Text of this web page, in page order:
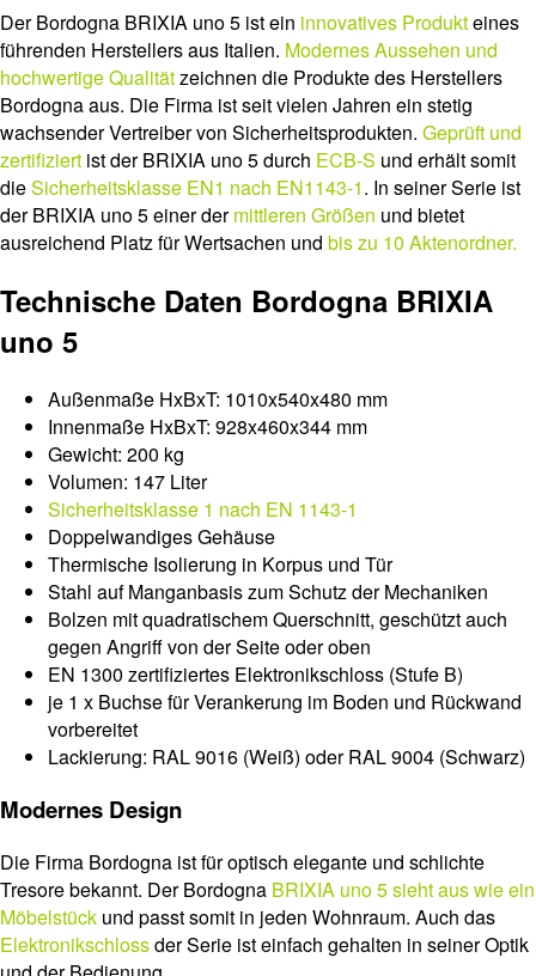
Der Bordogna BRIXIA uno 5 ist ein innovatives Produkteines
führenden Herstellers aus Italien. Modernes Aussehen und
hochwertige Qualitätzeichnen die Produkte des Herstellers
Bordogna aus. Die Firma ist seit vielen Jahren ein stetig
wachsender Vertreiber von Sicherheitsprodukten. Geprüft und
zertifiziert ist der BRIXIA uno 5 durch ECB-S und erhält somit
dieSicherheitsklasse EN1 nach EN1143-1. In seiner Serie ist
der BRIXIA uno 5 einer dermittleren Größen und bietet
ausreichend Platz für Wertsachen und bis zu 10 Aktenordner.
Technische Daten Bordogna BRIXIA
uno 5
Außenmaße HxBxT: 1010x540x480 mm
Innenmaße HxBxT: 928x460x344 mm
Gewicht: 200 kg
Volumen: 147 Liter
Sicherheitsklasse 1 nach EN 1143-1
Doppelwandiges Gehäuse
Thermische Isolierung in Korpus und Tür
Stahl auf Manganbasis zum Schutz der Mechaniken
Bolzen mit quadratischem Querschnitt, geschützt auch
gegen Angriff von der Seite oder oben
EN 1300 zertifiziertes Elektronikschloss (Stufe B)
je 1 x Buchse für Verankerung im Boden und Rückwand
vorbereitet
Lackierung: RAL 9016 (Weiß) oder RAL 9004 (Schwarz)
Modernes Design
Die Firma Bordogna ist für optisch elegante und schlichte
Tresore bekannt. Der Bordogna BRIXIA uno 5 sieht aus wie ein
Möbelstück und passt somit in jeden Wohnraum. Auch das
Elektronikschlossder Serie ist einfach gehalten in seiner Optik